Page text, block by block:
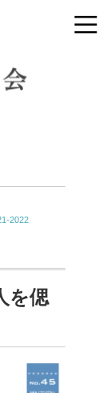
2022
を偲